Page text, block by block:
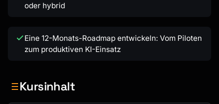
oder hybrid
Eine 12-Monats-Roadmap entwickeln: Vom Piloten
zum produktiven KI-Einsatz
Kursinhalt